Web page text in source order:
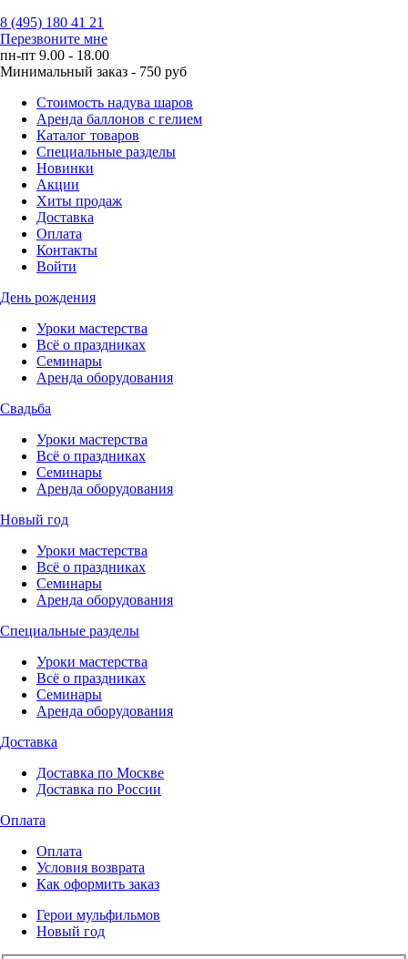
8 (495) 180 41 21
Перезвоните мне
пн-пт 9.00 - 18.00
Минимальный заказ - 750 руб
Стоимость надува шаров
Аренда баллонов с гелием
Каталог товаров
Специальные разделы
Новинки
Акции
Хиты продаж
Доставка
Оплата
Контакты
Войти
День рождения
Уроки мастерства
Всё о праздниках
Семинары
Аренда оборудования
Свадьба
Уроки мастерства
Всё о праздниках
Семинары
Аренда оборудования
Новый год
Уроки мастерства
Всё о праздниках
Семинары
Аренда оборудования
Специальные разделы
Уроки мастерства
Всё о праздниках
Семинары
Аренда оборудования
Доставка
Доставка по Москве
Доставка по России
Оплата
Оплата
Условия возврата
Как оформить заказ
Герои мульфильмов
Новый год